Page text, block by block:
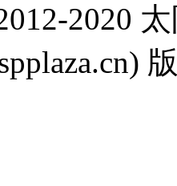
2020